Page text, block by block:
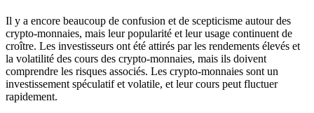
Il y a encore beaucoup de confusion et de scepticisme autour des
crypto-monnaies, mais leur popularité et leur usage continuent de
croître. Les investisseurs ont été attirés par les rendements élevés et
la volatilité des cours des crypto-monnaies, mais ils doivent
comprendre les risques associés. Les crypto-monnaies sont un
investissement spéculatif et volatile, et leur cours peut fluctuer
rapidement.